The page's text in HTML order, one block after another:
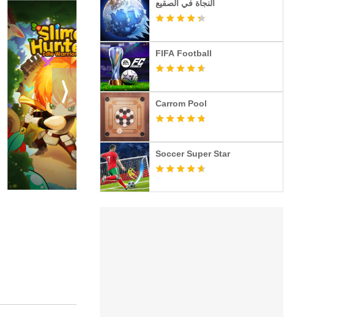
النجاة في الصقيع
FIFA Football
Carrom Pool
Soccer Super Star